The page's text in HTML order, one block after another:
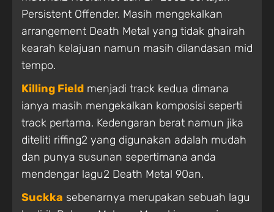
Persistent Offender. Masih mengekalkan
arrangement Death Metal yang tidak ghairah
kearah kelajuan namun masih dilandasan mid
tempo.
Killing Field menjadi track kedua dimana
ianya masih mengekalkan komposisi seperti
track pertama. Kedengaran berat namun jika
diteliti riffing2 yang digunakan adalah mudah
dan punya susunan sepertimana anda
mendengar lagu2 Death Metal 90an.
Suckka sebenarnya merupakan sebuah lagu